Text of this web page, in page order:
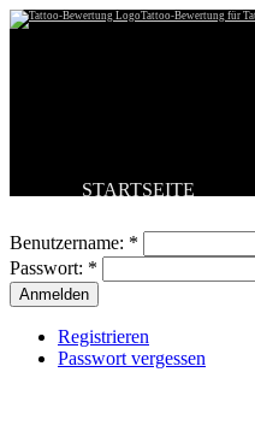
Tattoo-Bewertung für
STARTSEITE
BESTE TATTOOS
NEUESTE
KOMMENTARE
FORUM
Benutzername: *
Passwort: *
Registrieren
Passwort vergessen